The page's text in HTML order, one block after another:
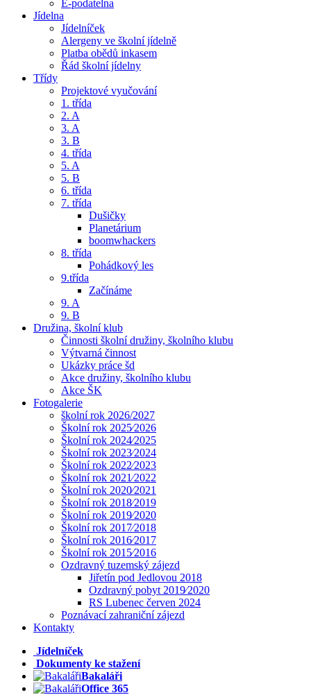
E-podatelna
Jídelna
Jídelníček
Alergeny ve školní jídelně
Platba obědů inkasem
Řád školní jídelny
Třídy
Projektové vyučování
1. třída
2. A
3. A
3. B
4. třída
5. A
5. B
6. třída
7. třída
Dušičky
Planetárium
boomwhackers
8. třída
Pohádkový les
9.třída
Začínáme
9. A
9. B
Družina, školní klub
Činnosti školní družiny, školního klubu
Výtvarná činnost
Ukázky práce šd
Akce družiny, školního klubu
Akce ŠK
Fotogalerie
školní rok 2026/2027
Školní rok 2025⁄2026
Školní rok 2024⁄2025
Školní rok 2023⁄2024
Školní rok 2022⁄2023
Školní rok 2021⁄2022
Školní rok 2020⁄2021
Školní rok 2018⁄2019
Školní rok 2019⁄2020
Školní rok 2017⁄2018
Školní rok 2016⁄2017
Školní rok 2015⁄2016
Ozdravný tuzemský zájezd
Jiřetín pod Jedlovou 2018
Ozdravný pobyt 2019⁄2020
RS Lubenec červen 2024
Poznávací zahraniční zájezd
Kontakty
Jídelníček
Dokumenty ke stažení
Bakaláři
Office 365